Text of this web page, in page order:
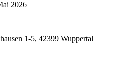
2026
1-5, 42399 Wuppertal